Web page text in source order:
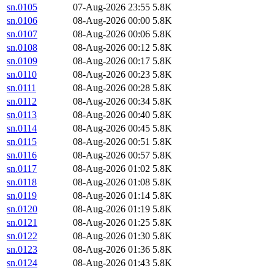
sn.0105
07-Aug-2026 23:55 5.8K
sn.0106
08-Aug-2026 00:00 5.8K
sn.0107
08-Aug-2026 00:06 5.8K
sn.0108
08-Aug-2026 00:12 5.8K
sn.0109
08-Aug-2026 00:17 5.8K
sn.0110
08-Aug-2026 00:23 5.8K
sn.0111
08-Aug-2026 00:28 5.8K
sn.0112
08-Aug-2026 00:34 5.8K
sn.0113
08-Aug-2026 00:40 5.8K
sn.0114
08-Aug-2026 00:45 5.8K
sn.0115
08-Aug-2026 00:51 5.8K
sn.0116
08-Aug-2026 00:57 5.8K
sn.0117
08-Aug-2026 01:02 5.8K
sn.0118
08-Aug-2026 01:08 5.8K
sn.0119
08-Aug-2026 01:14 5.8K
sn.0120
08-Aug-2026 01:19 5.8K
sn.0121
08-Aug-2026 01:25 5.8K
sn.0122
08-Aug-2026 01:30 5.8K
sn.0123
08-Aug-2026 01:36 5.8K
sn.0124
08-Aug-2026 01:43 5.8K